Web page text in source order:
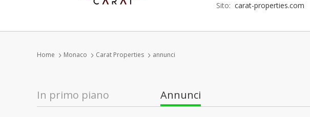
Sito: carat-properties.com
Home Monaco Carat Properties annunci
In primo piano Annunci